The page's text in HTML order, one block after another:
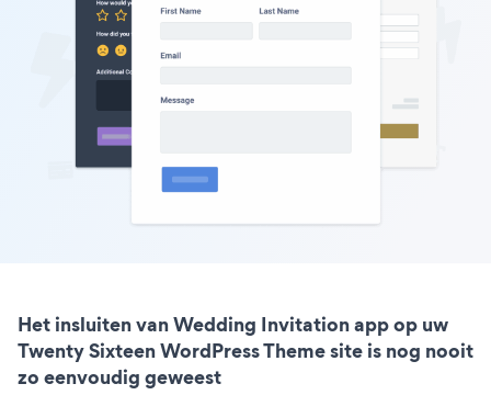
Het insluiten van Wedding Invitation app op uw
Twenty Sixteen WordPress Theme site is nog nooit
zo eenvoudig geweest